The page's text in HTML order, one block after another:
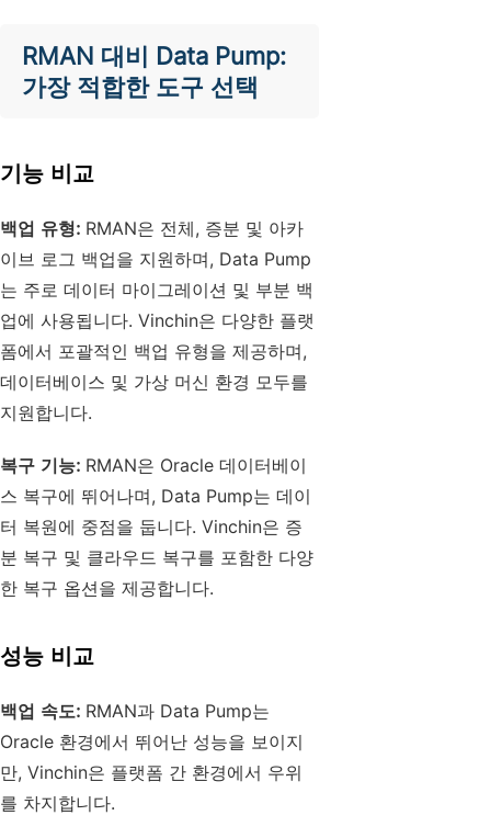
RMAN 대비 Data Pump:
가장 적합한 도구 선택
기능 비교
백업 유형: RMAN은 전체, 증분 및 아카
이브 로그 백업을 지원하며, Data Pump
는 주로 데이터 마이그레이션 및 부분 백
업에 사용됩니다. Vinchin은 다양한 플랫
폼에서 포괄적인 백업 유형을 제공하며,
데이터베이스 및 가상 머신 환경 모두를
지원합니다.
복구 기능: RMAN은 Oracle 데이터베이
스 복구에 뛰어나며, Data Pump는 데이
터 복원에 중점을 둡니다. Vinchin은 증
분 복구 및 클라우드 복구를 포함한 다양
한 복구 옵션을 제공합니다.
성능 비교
백업 속도: RMAN과 Data Pump는
Oracle 환경에서 뛰어난 성능을 보이지
만, Vinchin은 플랫폼 간 환경에서 우위
를 차지합니다.